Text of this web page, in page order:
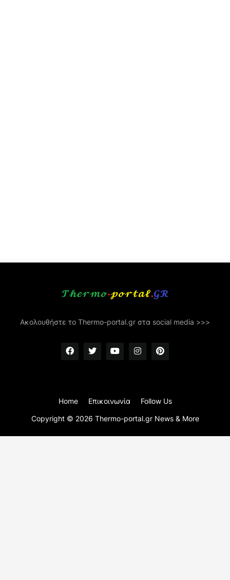
Ακολουθήστε το Thermo-portal.gr στα social media >>>
Copyright © 2026 Thermo-portal.gr News & More
Home Επικοινωνία Follow Us